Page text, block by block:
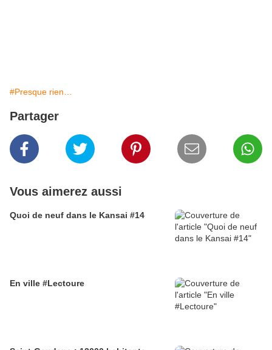
#Presque rien…
Partager
Vous aimerez aussi
Quoi de neuf dans le Kansai #14
En ville #Lectoure